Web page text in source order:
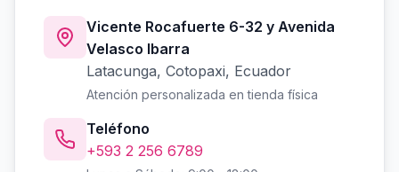
Vicente Rocafuerte 6-32 y Avenida
Velasco Ibarra
Latacunga, Cotopaxi, Ecuador
Atención personalizada en tienda física
Teléfono
+593 2 256 6789